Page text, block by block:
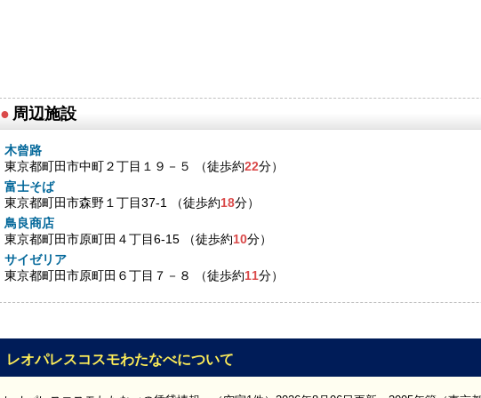
● 周辺施設
木曾路
東京都町田市中町２丁目１９－５ （徒歩約22分）
富士そば
東京都町田市森野１丁目37-1 （徒歩約18分）
鳥良商店
東京都町田市原町田４丁目6-15 （徒歩約10分）
サイゼリア
東京都町田市原町田６丁目７－８ （徒歩約11分）
レオパレスコスモわたなべについて